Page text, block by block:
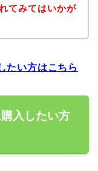
てみてはいかが
たい方はこちら
入したい方